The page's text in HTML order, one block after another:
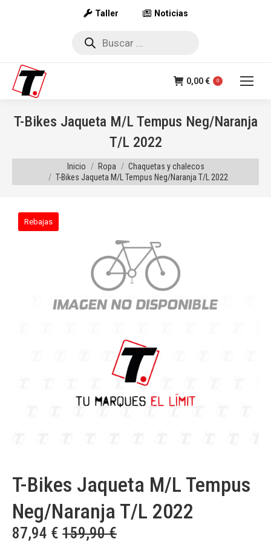
Taller Noticias
Búsqueda
0,00€ 0
T-Bikes Jaqueta M/L Tempus Neg/Naranja
T/L 2022
Estás aquí:
Inicio Ropa
Chaquetas y chalecos
T-Bikes Jaqueta M/L Tempus Neg/Naranja T/L 2022
Rebajas
T-Bikes Jaqueta M/L Tempus
Neg/Naranja T/L 2022
87,94 € 159,90€